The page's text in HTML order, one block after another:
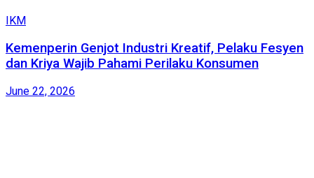
IKM
Kemenperin Genjot Industri Kreatif, Pelaku Fesyen
dan Kriya Wajib Pahami Perilaku Konsumen
June 22, 2026